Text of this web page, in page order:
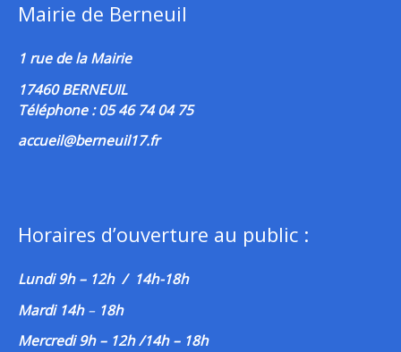
Mairie de Berneuil
1 rue de la Mairie
17460 BERNEUIL
Téléphone : 05 46 74 04 75
accueil@berneuil17.fr
Horaires d’ouverture au public :
Lundi 9h – 12h / 14h-18h
Mardi 14h– 18h
Mercredi 9h – 12h /14h – 18h